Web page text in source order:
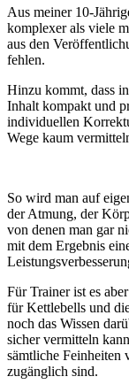
Aus meiner 10-
komplexer als viele
aus den
fehlen.
Hinzu kommt, dass
Inhalt kompakt und
individuellen
Wege kaum
So wird man auf
der Atmung, der
von denen man gar
mit dem Ergebnis
Für Trainer ist es
für Kettlebells und
noch das Wissen
sicher vermitteln
sämtliche Feinheiten
zugänglich sind.